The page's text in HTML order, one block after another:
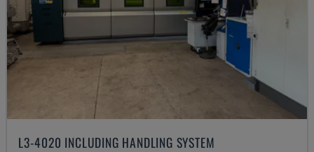
L3-4020 INCLUDING HANDLING SYSTEM